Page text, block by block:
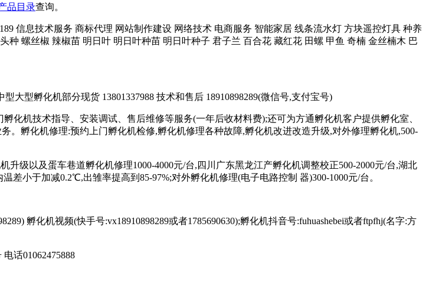
品目录查询。
信息技术服务 商标代理 网站制作建设 网络技术 电商服务 智能家居 线条流水灯 方块遥控灯具 种养
螺丝椒 辣椒苗 明日叶 明日叶种苗 明日叶种子 君子兰 百合花 藏红花 田螺 甲鱼 奇楠 金丝楠木 巴
大型孵化机部分现货 13801337988 技术和售后 18910898289(微信号,支付宝号)
化机技术指导、安装调试、售后维修等服务(一年后收材料费);还可为方通孵化机客户提供孵化室、
孵化机修理:预约上门孵化机检修,孵化机修理各种故障,孵化机改进改造升级,对外修理孵化机,500-
级以及蛋车巷道孵化机修理1000-4000元/台,四川广东黑龙江产孵化机调整校正500-2000元/台,湖北
差小于加减0.2℃,出雏率提高到85-97%;对外孵化机修理(电子电路控制 器)300-1000元/台。
孵化机视频(快手号:vx18910898289或者1785690630);孵化机抖音号:fuhuashebei或者ftpfhj(名字:方
话01062475888